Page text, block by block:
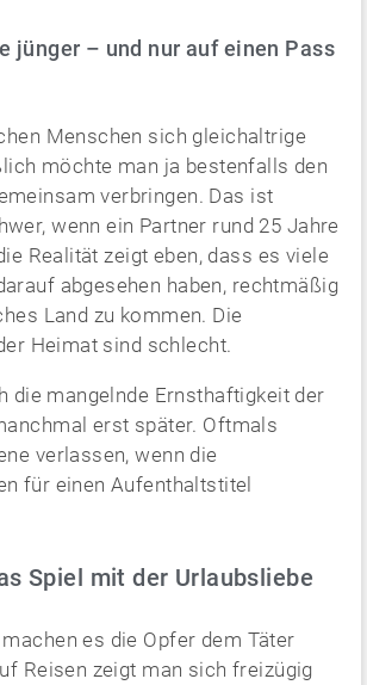
jünger – und nur auf einen Pass
Menschen sich gleichaltrige
möchte man ja bestenfalls den
verbringen. Das ist
wenn ein Partner rund 25 Jahre
Realität zeigt eben, dass es viele
abgesehen haben, rechtmäßig
Land zu kommen. Die
Heimat sind schlecht.
die mangelnde Ernsthaftigkeit der
erst später. Oftmals
verlassen, wenn die
für einen Aufenthaltstitel
Spiel mit der Urlaubsliebe
es die Opfer dem Täter
Reisen zeigt man sich freizügig